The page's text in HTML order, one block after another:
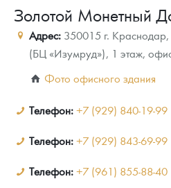
Иностранные
Памятные монеты России и СССР
Монеты Царской России
Монеты стран мира после 1950г
Монеты и жетоны ЗМД
Георгий Победоносец
Золотой червонец Сеятель
Клуб ЗМД
Гарантии
Выкуп монет
Подбор монет
Информация
Распродажа монет и жетонов
Новости
Аналитика и события
Итоги 2025 года. Прогноз курсов
2026 год
Cтатьи
Котировки
Курс золота и серебра
Контакты
Наши преимущества
Письмо директору
Золотой Монетный
Адрес: 350015 г. Краснодар,
(БЦ «Изумруд»), 1 этаж,
Фото офисного здания
Телефон:+7 (929) 840-19-99
Телефон:+7 (929) 843-69-99
Телефон:+7 (961) 855-88-40